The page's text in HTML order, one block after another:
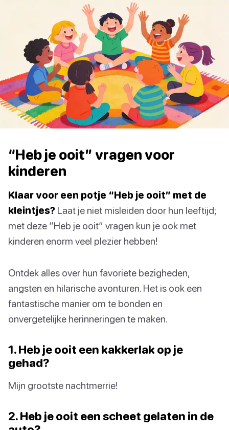
“Heb je ooit” vragen voor
kinderen
Klaar voor een potje “Heb je ooit” met de
kleintjes? Laat je niet misleiden door hun leeftijd;
met deze “Heb je ooit” vragen kun je ook met
kinderen enorm veel plezier hebben!
Ontdek alles over hun favoriete bezigheden,
angsten en hilarische avonturen. Het is ook een
fantastische manier om te bonden en
onvergetelijke herinneringen te maken.
1. Heb je ooit een kakkerlak op je
gehad?
Mijn grootste nachtmerrie!
2. Heb je ooit een scheet gelaten in de